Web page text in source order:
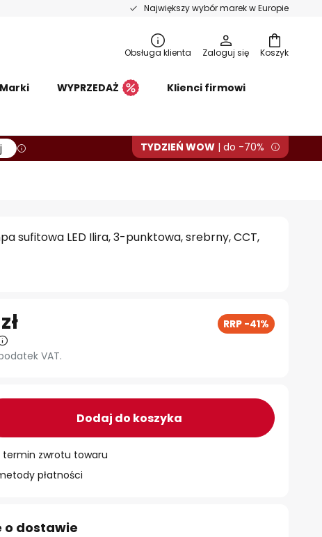
Największy wybór marek w Europie
Koszyk
Obsługa klienta Zaloguj się
Marki WYPRZEDAŻ Klienci firmowi
TYDZIEŃ WOW | do -70%
sufitowa LED Ilira, 3-punktowa, srebrny, CCT,
RRP -41%
VAT.
Dodaj do koszyka
zwrotu towaru
płatności
o dostawie